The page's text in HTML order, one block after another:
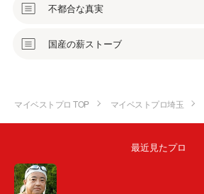
不都合な真実
国産の薪ストーブ
マイベストプロ TOP マイベストプロ埼玉
最近見たプロ